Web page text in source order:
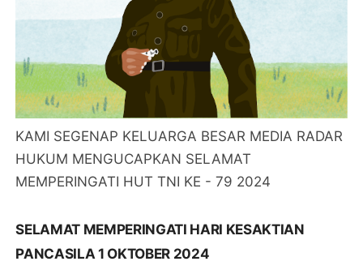
KAMI SEGENAP KELUARGA BESAR MEDIA RADAR
HUKUM MENGUCAPKAN SELAMAT
MEMPERINGATI HUT TNI KE - 79 2024
SELAMAT MEMPERINGATI HARI KESAKTIAN
PANCASILA 1 OKTOBER 2024